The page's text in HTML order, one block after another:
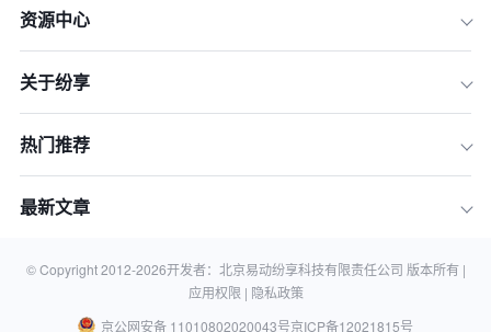
资源中心
关于纷享
热门推荐
最新文章
© Copyright 2012-2026开发者：北京易动纷享科技有限责任公司 版本所有 |
应用权限 | 隐私政策
京公网安备 11010802020043号京ICP备12021815号